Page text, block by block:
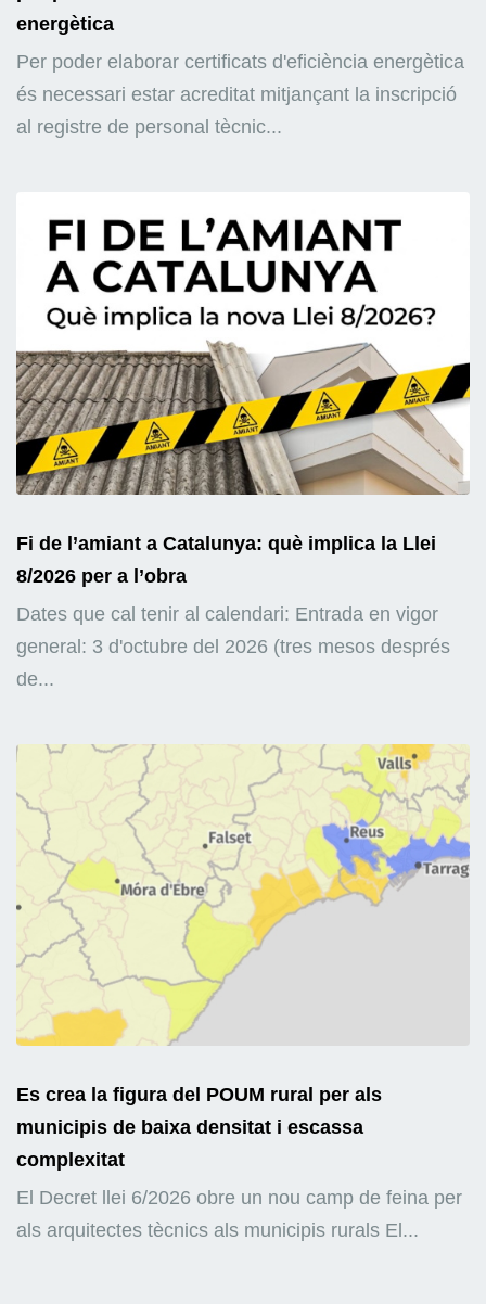
energètica
Per poder elaborar certificats d'eficiència energètica
és necessari estar acreditat mitjançant la inscripció
al registre de personal tècnic...
Fi de l’amiant a Catalunya: què implica la Llei
8/2026 per a l’obra
Dates que cal tenir al calendari: Entrada en vigor
general: 3 d'octubre del 2026 (tres mesos després
de...
Es crea la figura del POUM rural per als
municipis de baixa densitat i escassa
complexitat
El Decret llei 6/2026 obre un nou camp de feina per
als arquitectes tècnics als municipis rurals El...